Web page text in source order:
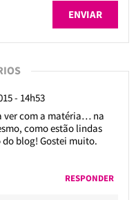
- 14h53
ver com a matéria… na
como estão lindas
blog! Gostei muito.
RESPONDER